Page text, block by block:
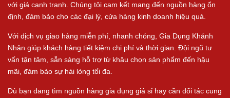
với giá cạnh tranh. Chúng tôi cam kết mang đến nguồn hàng ổn
định, đảm bảo cho các đại lý, cửa hàng kinh doanh hiệu quả.
Với dịch vụ giao hàng miễn phí, nhanh chóng, Gia Dụng Khánh
Nhân giúp khách hàng tiết kiệm chi phí và thời gian. Đội ngũ tư
vấn tận tâm, sẵn sàng hỗ trợ từ khâu chọn sản phẩm đến hậu
mãi, đảm bảo sự hài lòng tối đa.
Dù bạn đang tìm nguồn hàng gia dụng giá sỉ hay cần đối tác cung